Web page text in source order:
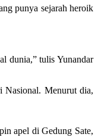
punya sejarah heroik
dunia,” tulis Yunandar
Nasional. Menurut dia,
apel di Gedung Sate,